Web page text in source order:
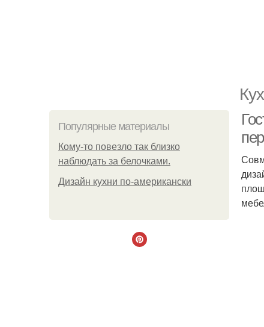
Популярные материалы
Кому-то повезло так близко
наблюдать за белочками.
Дизайн кухни по-американски